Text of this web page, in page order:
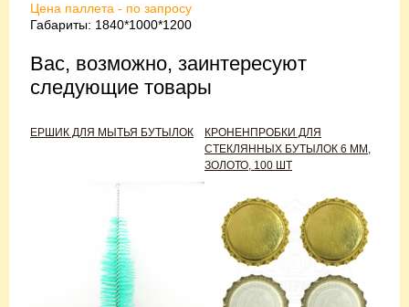
Цена паллета - по запросу
Габариты: 1840*1000*1200
Вас, возможно, заинтересуют
следующие товары
ЕРШИК ДЛЯ МЫТЬЯ БУТЫЛОК
КРОНЕНПРОБКИ ДЛЯ
СТЕКЛЯННЫХ БУТЫЛОК 6 ММ,
ЗОЛОТО, 100 ШТ